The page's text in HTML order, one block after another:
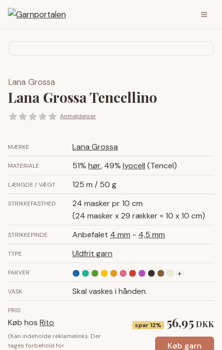
Lana Grossa
Lana Grossa Tencellino
Anmeldelser
MÆRKE Lana Grossa
MATERIALE 51% hør, 49% lyocell (Tencel)
LÆNGDE / VÆGT 125 m / 50 g
STRIKKEFASTHED
24 masker pr 10 cm
(24 masker x 29 rækker = 10 x 10 cm)
STRIKKEPINDE Anbefalet 4 mm - 4,5 mm
TYPE Uldfrit garn
FARVER +
VASK Skal vaskes i hånden.
PRIS
Køb hos Rito spar 12% 56,95 DKK
(Kan indeholde reklamelinks. Der
tages forbehold for
Køb garn